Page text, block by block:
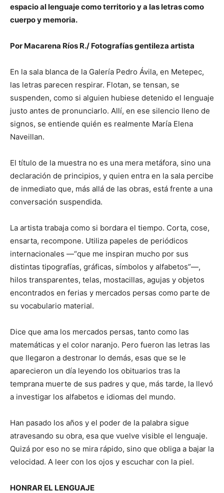
espacio al lenguaje como territorio y a las letras como
cuerpo y memoria.
Por Macarena Ríos R./ Fotografías gentileza artista
En la sala blanca de la Galería Pedro Ávila, en Metepec,
las letras parecen respirar. Flotan, se tensan, se
suspenden, como si alguien hubiese detenido el lenguaje
justo antes de pronunciarlo. Allí, en ese silencio lleno de
signos, se entiende quién es realmente María Elena
Naveillan.
El título de la muestra no es una mera metáfora, sino una
declaración de principios, y quien entra en la sala percibe
de inmediato que, más allá de las obras, está frente a una
conversación suspendida.
La artista trabaja como si bordara el tiempo. Corta, cose,
ensarta, recompone. Utiliza papeles de periódicos
internacionales —“que me inspiran mucho por sus
distintas tipografías, gráficas, símbolos y alfabetos”—,
hilos transparentes, telas, mostacillas, agujas y objetos
encontrados en ferias y mercados persas como parte de
su vocabulario material.
Dice que ama los mercados persas, tanto como las
matemáticas y el color naranjo. Pero fueron las letras las
que llegaron a destronar lo demás, esas que se le
aparecieron un día leyendo los obituarios tras la
temprana muerte de sus padres y que, más tarde, la llevó
a investigar los alfabetos e idiomas del mundo.
Han pasado los años y el poder de la palabra sigue
atravesando su obra, esa que vuelve visible el lenguaje.
Quizá por eso no se mira rápido, sino que obliga a bajar la
velocidad. A leer con los ojos y escuchar con la piel.
HONRAR EL LENGUAJE